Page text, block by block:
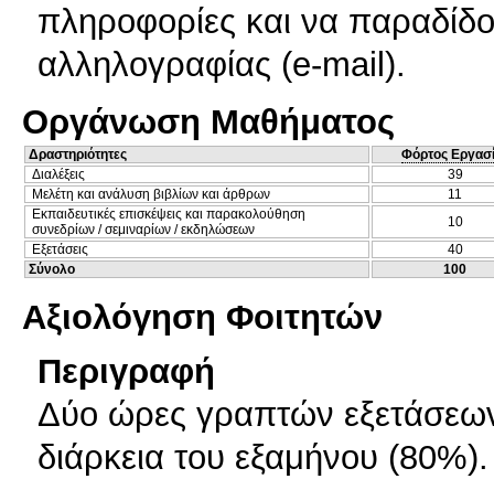
πληροφορίες και να
αλληλογραφίας (e-mail).
Οργάνωση Μαθήματος
Δραστηριότητες
Φόρτος
Διαλέξεις
39
Μελέτη και ανάλυση βιβλίων και άρθρων
11
Εκπαιδευτικές επισκέψεις και παρακολούθηση
συνεδρίων / σεμιναρίων / εκδηλώσεων
10
Εξετάσεις
40
Σύνολο
100
Αξιολόγηση Φοιτητών
Περιγραφή
Δύο ώρες γραπτών
διάρκεια του εξαμήνου